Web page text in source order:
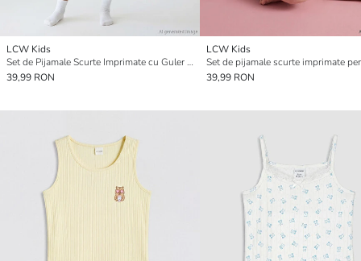
LCW Kids
Set de Pijamale Scurte Imprimate cu Guler Rotund pentru Fete
39,99 RON
LCW Kids
39,99 RON